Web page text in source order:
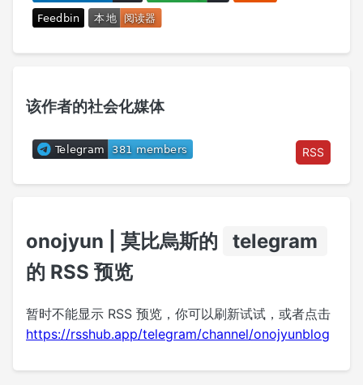
onojyun | 莫比烏斯的
telegram
的 RSS 预览
暂时不能显示 RSS 预览，你可以刷新试试，或者点击
https://rsshub.app/telegram/channel/onojyunblog
该作者的社会化媒体
RSS